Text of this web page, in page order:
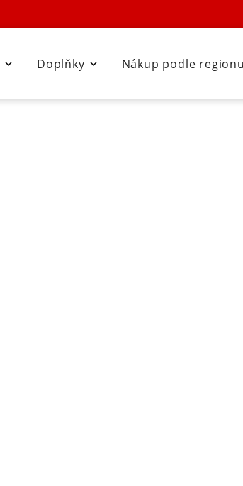
 
Doplňky Nákup podle regionu